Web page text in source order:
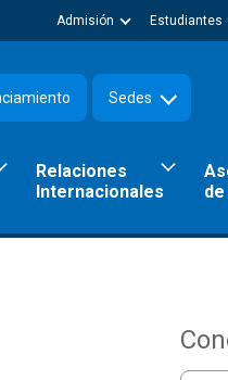
Estudiantes
Admisión
Sedes
Relaciones
Internacionales